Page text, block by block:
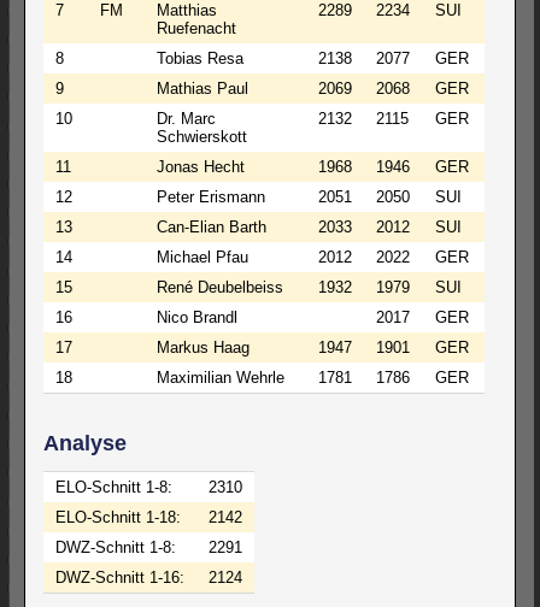
7
FM
Matthias
Ruefenacht
2289 2234 SUI
8 Tobias Resa 2138 2077
GER
9
Mathias Paul 2069 2068
GER
10
Dr. Marc
Schwierskott
2132 2115 GER
11 Jonas Hecht 1968 1946
GER
12
Peter Erismann 2051 2050
SUI
13
Can-Elian Barth 2033 2012
SUI
14
Michael Pfau 2012 2022
GER
15
René Deubelbeiss 1932 1979
SUI
16
Nico Brandl 2017
GER
17
Markus Haag 1947 1901
GER
18
Maximilian Wehrle 1781 1786 GER
Analyse
ELO-Schnitt 1-8:
2310
ELO-Schnitt 1-18:
2142
DWZ-Schnitt 1-8:
2291
DWZ-Schnitt 1-16:
2124